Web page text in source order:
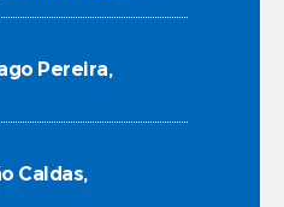
Pereira,
Caldas,